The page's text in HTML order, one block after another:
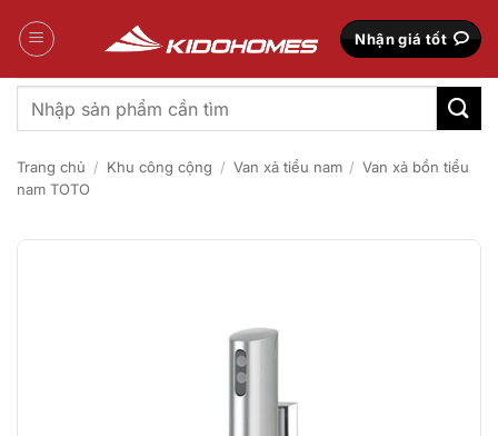
qua
Nhận giá tốt
Tìm
kiếm:
Trang chủ / Khu công cộng / Van xả tiểu nam / Van xả bồn tiểu
nam TOTO